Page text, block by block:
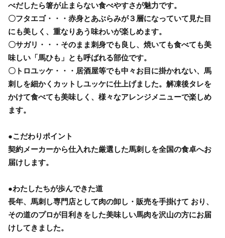
べだしたら箸が止まらない食べやすさが魅力です。
〇フタエゴ・・・赤身とあぶらみが３層になっていて見た目
にも美しく、重なりあう味わいが楽しめます。
〇サガリ・・・そのまま刺身でも良し、焼いても食べても美
味しい「馬ひも」とも呼ばれる部位です。
〇トロユッケ・・・居酒屋等でも中々お目に掛かれない、馬
刺しを細かくカットしユッケに仕上げました。解凍後タレを
かけて食べても美味しく、様々なアレンジメニューで楽しめ
ます。
●こだわりポイント
契約メーカーから仕入れた厳選した馬刺しを全国の食卓へお
届けします。
●わたしたちが歩んできた道
長年、馬刺し専門店として肉の卸し・販売を手掛けて おり、
その道のプロが目利きをした美味しい馬肉を沢山の方にお届
けしてきました。